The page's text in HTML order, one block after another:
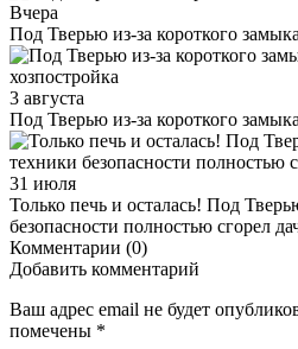
Вчера
Под Тверью из-за короткого
3 августа
Под Тверью из-за короткого
31 июля
Только печь и осталась! Под
безопасности полностью сгорел
Комментарии (0)
Добавить комментарий
Ваш адрес email не будет
помечены *